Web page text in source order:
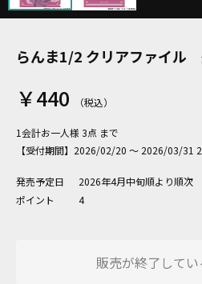
らんま1/2 クリアファイル
￥440
1会計お一人様 3点 まで
【受付期間】2026/02/20 ～ 2026/03/31
発売予定日
2026年4月中旬順より順次
ポイント
4
販売が終了して